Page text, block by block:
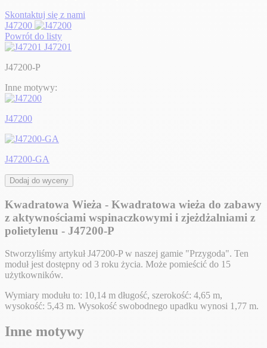
Skontaktuj się z nami
J47200
Powrót do listy
J47201
J47200-P
Inne motywy:
J47200
J47200-GA
Dodaj do wyceny
Kwadratowa Wieża - Kwadratowa wieża do zabawy
z aktywnościami wspinaczkowymi i zjeżdżalniami z
polietylenu - J47200-P
Stworzyliśmy artykuł J47200-P w naszej gamie "Przygoda". Ten
moduł jest dostępny od 3 roku życia. Może pomieścić do 15
użytkowników.
Wymiary modułu to: 10,14 m długość, szerokość: 4,65 m,
wysokość: 5,43 m. Wysokość swobodnego upadku wynosi 1,77 m.
Inne motywy